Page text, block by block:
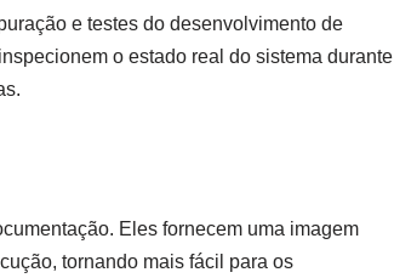
e testes do desenvolvimento de
o estado real do sistema durante
Eles fornecem uma imagem
tornando mais fácil para os